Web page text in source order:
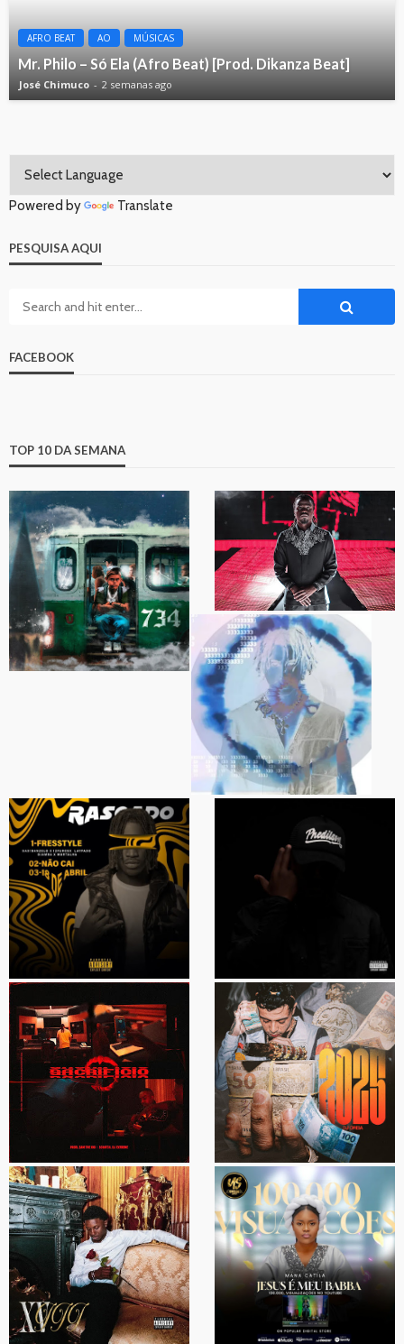
AFRO BEAT AO MÚSICAS
Mr. Philo – Só Ela (Afro Beat) [Prod. Dikanza Beat]
José Chimuco 2 semanas ago
Powered by Translate
PESQUISA AQUI
FACEBOOK
TOP 10 DA SEMANA